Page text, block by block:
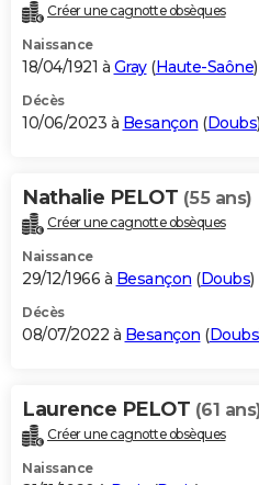
Créer une cagnotte obsèques
Naissance
18/04/1921 à Gray(Haute-Saône)
Décès
10/06/2023 à Besançon (Doubs)
Nathalie PELOT (55 ans)
Créer une cagnotte obsèques
Naissance
29/12/1966 à Besançon (Doubs)
Décès
08/07/2022 à Besançon (Doubs
Laurence PELOT (61
Créer une cagnotte obsèques
Naissance